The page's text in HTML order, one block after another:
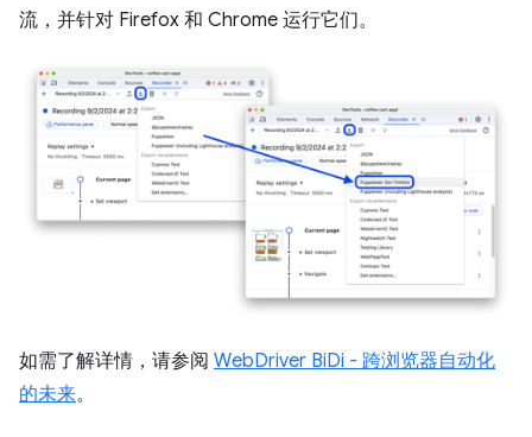
流，并针对 Firefox 和 Chrome 运行它们。
如需了解详情，请参阅 WebDriver BiDi - 跨浏览器自动化
的未来。